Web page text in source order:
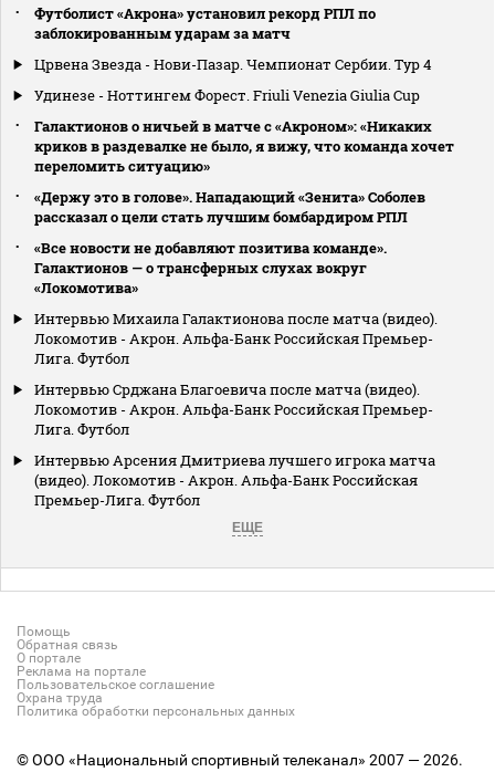
Футболист «Акрона» установил рекорд РПЛ по
заблокированным ударам за матч
Црвена Звезда - Нови-Пазар. Чемпионат Сербии. Тур 4
Удинезе - Ноттингем Форест. Friuli Venezia Giulia Cup
Галактионов о ничьей в матче с «Акроном»: «Никаких
криков в раздевалке не было, я вижу, что команда хочет
переломить ситуацию»
«Держу это в голове». Нападающий «Зенита» Соболев
рассказал о цели стать лучшим бомбардиром РПЛ
«Все новости не добавляют позитива команде».
Галактионов — о трансферных слухах вокруг
«Локомотива»
Интервью Михаила Галактионова после матча (видео).
Локомотив - Акрон. Альфа-Банк Российская Премьер-
Лига. Футбол
Интервью Срджана Благоевича после матча (видео).
Локомотив - Акрон. Альфа-Банк Российская Премьер-
Лига. Футбол
Интервью Арсения Дмитриева лучшего игрока матча
(видео). Локомотив - Акрон. Альфа-Банк Российская
Премьер-Лига. Футбол
ЕЩЕ
Помощь
Обратная связь
О портале
Реклама на портале
Пользовательское соглашение
Охрана труда
Политика обработки персональных данных
© ООО «Национальный спортивный телеканал» 2007 — 2026.